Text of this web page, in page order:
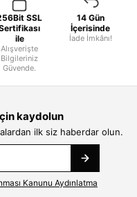
SSL
ile
Alışverişte
Bilgileriniz
Güvende.
14 Gün
İçerisinde
İade İmkânı!
kaydolun
ilk siz haberdar olun.
Kanunu Aydınlatma